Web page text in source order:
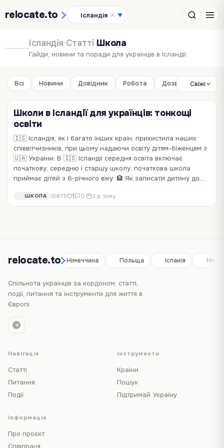
relocate.to Ісландія ▼
Ісландія›Статті›Школа
Гайди, новини та поради для українців в Ісландії
Всі Новини Довідник Робота ДозвілляСвіжі
Школи в Ісландії для українців: тонкощі
освіти
🇮🇸 Ісландія, як і багато інших країн, прихистила наших
співвітчизників, при цьому надаючи освіту дітям-біженцям з
🇺🇦 України. В 🇮🇸 Ісландії середня освіта включає
початкову, середню і старшу школу, початкова школа
приймає дітей з 6-річного віку. 🏦 Як записати дитину до…
ШКОЛА 875 1 0· 3 р. тому
relocate.to
Іспанія Німеччина Польща Іспанія
Спільнота українців за кордоном: статті,
події, питання та інструменти для життя в
Європі.
Навігація
Статті
Питання
Події
Інструменти
Країни
Пошук
Підтримай Україну
Інформація
Про проєкт
Співпраця